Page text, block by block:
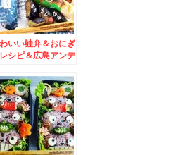
いい鮭弁＆おにぎ
シピ＆広島アンデ
ング☆